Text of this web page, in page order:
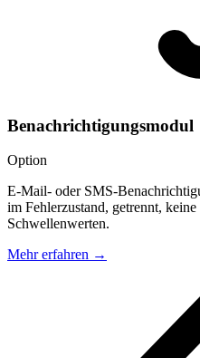
Benachrichtigungsmodul
Option
E-Mail- oder SMS-
im Fehlerzustand, getrennt,
Schwellenwerten.
Mehr erfahren →